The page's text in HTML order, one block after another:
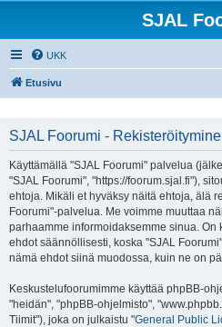
SJAL
UKK
Etusivu
SJAL Foorumi -
Käyttämällä "SJAL Foorumi" palvelua
"SJAL Foorumi", "https://foorum.sjal.fi"),
ehtoja. Mikäli et hyväksy näitä ehtoja, älä
Foorumi"-palvelua. Me voimme muuttaa
parhaamme informoidaksemme sinua.
ehdot säännöllisesti, koska "SJAL
nämä ehdot siinä muodossa, kuin ne on
Keskustelufoorumimme käyttää phpBB-
"heidän", "phpBB-ohjelmisto",
Tiimit"), joka on julkaistu "General Public